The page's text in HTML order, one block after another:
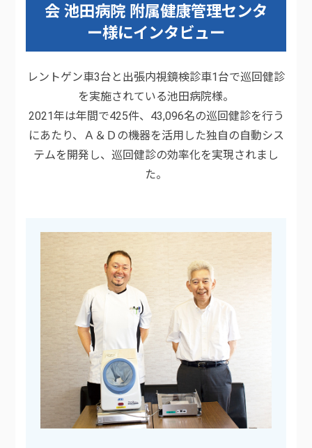
会 池田病院 附属健康管理センタ
ー様にインタビュー
レントゲン車3台と出張内視鏡検診車1台で巡回健診
を実施されている池田病院様。
2021年は年間で425件、43,096名の巡回健診を行う
にあたり、Ａ＆Ｄの機器を活用した独自の自動シス
テムを開発し、巡回健診の効率化を実現されまし
た。